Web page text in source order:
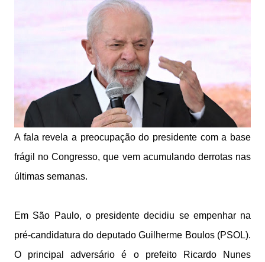
A fala revela a preocupação do presidente com a base
frágil no Congresso, que vem acumulando derrotas nas
últimas semanas.
Em São Paulo, o presidente decidiu se empenhar na
pré-candidatura do deputado Guilherme Boulos (PSOL).
O principal adversário é o prefeito Ricardo Nunes